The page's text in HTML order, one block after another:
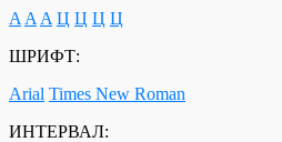
A A A Ц Ц Ц Ц
ШРИФТ:
Arial Times New Roman
ИНТЕРВАЛ: